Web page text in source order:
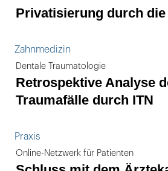
Privatisierung durch
Zahnmedizin
Dentale Traumatologie
Retrospektive Analyse
Traumafälle durch ITN
Praxis
Online-Netzwerk für Patienten